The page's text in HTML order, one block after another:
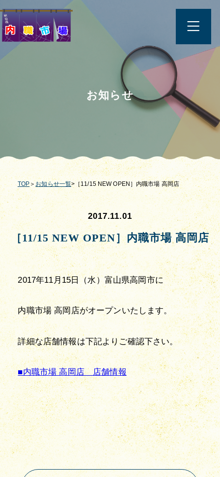
お知らせ
TOP ＞ お知らせ一覧>［11/15 NEW OPEN］内職市場 高岡店
2017.11.01
［11/15 NEW OPEN］内職市場 高岡店
2017年11月15日（水）富山県高岡市に
内職市場 高岡店がオープンいたします。
詳細な店舗情報は下記よりご確認下さい。
■内職市場 高岡店　店舗情報